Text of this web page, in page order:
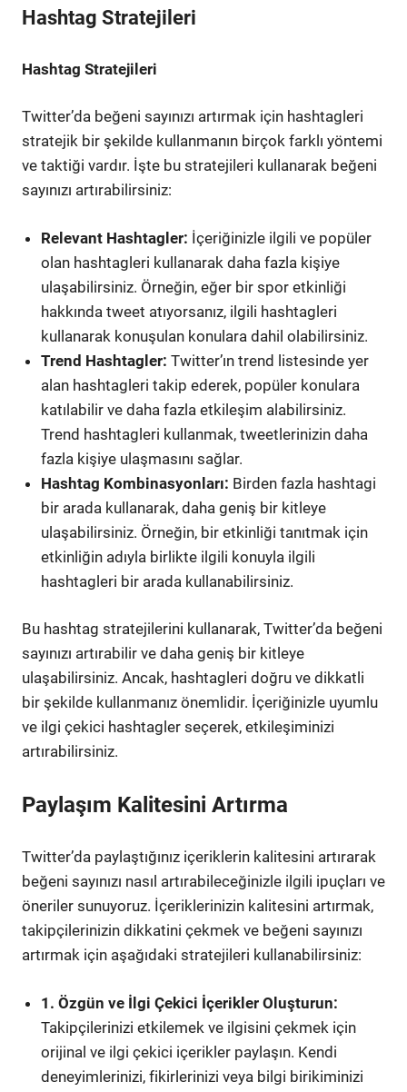
Hashtag Stratejileri
Hashtag Stratejileri
Twitter’da beğeni sayınızı artırmak için hashtagleri
stratejik bir şekilde kullanmanın birçok farklı yöntemi
ve taktiği vardır. İşte bu stratejileri kullanarak beğeni
sayınızı artırabilirsiniz:
Relevant Hashtagler: İçeriğinizle ilgili ve popüler
olan hashtagleri kullanarak daha fazla kişiye
ulaşabilirsiniz. Örneğin, eğer bir spor etkinliği
hakkında tweet atıyorsanız, ilgili hashtagleri
kullanarak konuşulan konulara dahil olabilirsiniz.
Trend Hashtagler: Twitter’ın trend listesinde yer
alan hashtagleri takip ederek, popüler konulara
katılabilir ve daha fazla etkileşim alabilirsiniz.
Trend hashtagleri kullanmak, tweetlerinizin daha
fazla kişiye ulaşmasını sağlar.
Hashtag Kombinasyonları: Birden fazla hashtagi
bir arada kullanarak, daha geniş bir kitleye
ulaşabilirsiniz. Örneğin, bir etkinliği tanıtmak için
etkinliğin adıyla birlikte ilgili konuyla ilgili
hashtagleri bir arada kullanabilirsiniz.
Bu hashtag stratejilerini kullanarak, Twitter’da beğeni
sayınızı artırabilir ve daha geniş bir kitleye
ulaşabilirsiniz. Ancak, hashtagleri doğru ve dikkatli
bir şekilde kullanmanız önemlidir. İçeriğinizle uyumlu
ve ilgi çekici hashtagler seçerek, etkileşiminizi
artırabilirsiniz.
Paylaşım Kalitesini Artırma
Twitter’da paylaştığınız içeriklerin kalitesini artırarak
beğeni sayınızı nasıl artırabileceğinizle ilgili ipuçları ve
öneriler sunuyoruz. İçeriklerinizin kalitesini artırmak,
takipçilerinizin dikkatini çekmek ve beğeni sayınızı
artırmak için aşağıdaki stratejileri kullanabilirsiniz:
1. Özgün ve İlgi Çekici İçerikler Oluşturun:
Takipçilerinizi etkilemek ve ilgisini çekmek için
orijinal ve ilgi çekici içerikler paylaşın. Kendi
deneyimlerinizi, fikirlerinizi veya bilgi birikiminizi